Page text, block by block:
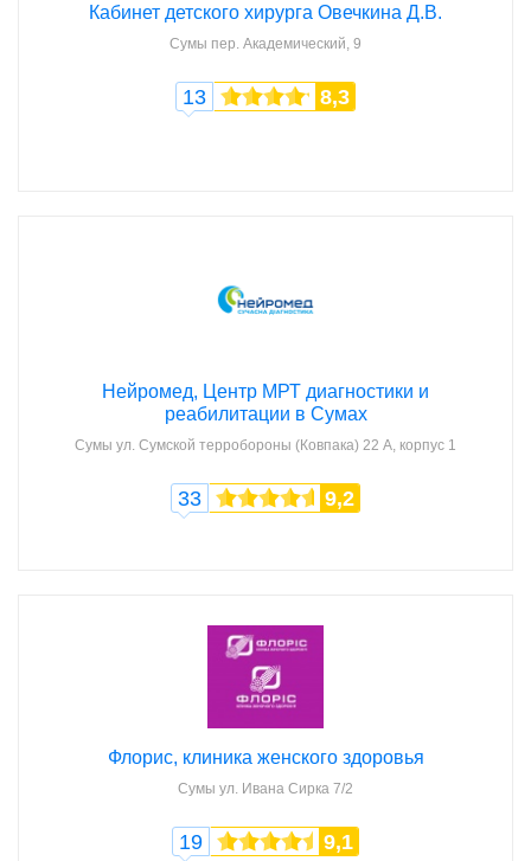
Кабинет детского хирурга Овечкина Д.В.
Сумы пер. Академический, 9
13 8,3
Нейромед, Центр МРТ диагностики и
реабилитации в Сумах
Сумы ул. Сумской терробороны (Ковпака) 22 А, корпус 1
33 9,2
Флорис, клиника женского здоровья
Сумы ул. Ивана Сирка 7/2
19 9,1